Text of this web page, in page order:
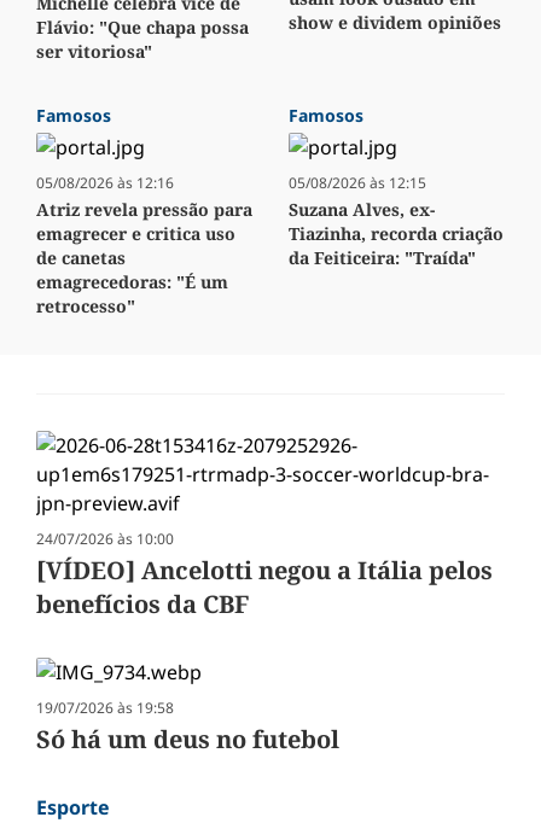
Flávio: "Que chapa possa
ser vitoriosa"
show e dividem opiniões
Famosos
05/08/2026 às 12:16
Atriz revela pressão para
emagrecer e critica uso
de canetas
emagrecedoras: "É um
retrocesso"
Famosos
05/08/2026 às 12:15
Suzana Alves, ex-
Tiazinha, recorda criação
da Feiticeira: "Traída"
24/07/2026 às 10:00
[VÍDEO] Ancelotti negou a Itália pelos
benefícios da CBF
19/07/2026 às 19:58
Só há um deus no futebol
Esporte